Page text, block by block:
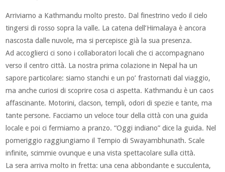
Arriviamo a Kathmandu molto presto. Dal finestrino vedo il cielo
tingersi di rosso sopra la valle. La catena dell’Himalaya è ancora
nascosta dalle nuvole, ma si percepisce già la sua presenza.
Ad accoglierci ci sono i collaboratori locali che ci accompagnano
verso il centro città. La nostra prima colazione in Nepal ha un
sapore particolare: siamo stanchi e un po’ frastornati dal viaggio,
ma anche curiosi di scoprire cosa ci aspetta. Kathmandu è un caos
affascinante. Motorini, clacson, templi, odori di spezie e tante, ma
tante persone. Facciamo un veloce tour della città con una guida
locale e poi ci fermiamo a pranzo. “Oggi indiano” dice la guida. Nel
pomeriggio raggiungiamo il Tempio di Swayambhunath. Scale
infinite, scimmie ovunque e una vista spettacolare sulla città.
La sera arriva molto in fretta: una cena abbondante e succulenta,